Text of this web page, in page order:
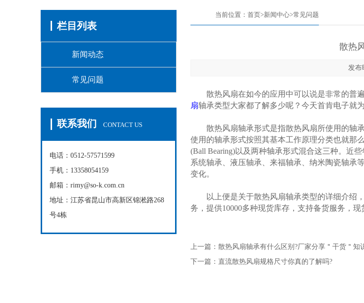
栏目列表
新闻动态
常见问题
联系我们 CONTACT US
电话：0512-57571599
手机：13358054159
邮箱：rimy@so-k.com.cn
地址：江苏省昆山市高新区锦淞路268
号4栋
当前位置： 首页>新闻中心>常见问题
散热
发布
散热风扇在如今的应用中可以说是非常的普遍
扇轴承类型大家都了解多少呢？今天首肯电子就
散热风扇轴承形式是指散热风扇所使用的轴承
使用的轴承形式按照其基本工作原理分类也就那
(Ball Bearing)以及两种轴承形式混合这三种。近
系统轴承、液压轴承、来福轴承、纳米陶瓷轴承
变化。
以上便是关于散热风扇轴承类型的详细介绍，
务，提供10000多种现货库存，支持备货服务，现
上一篇： 散热风扇轴承有什么区别?厂家分享＂干货＂知
下一篇： 直流散热风扇规格尺寸你真的了解吗?